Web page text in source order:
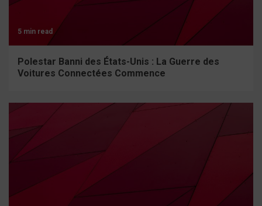
5 min read
Polestar Banni des États-Unis : La Guerre des
Voitures Connectées Commence